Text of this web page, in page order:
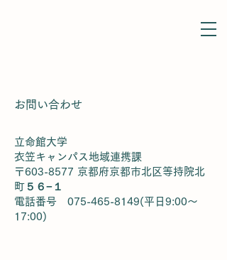
お問い合わせ
立命館大学
衣笠キャンパス地域連携課
〒603-8577 京都府京都市北区等持院北
町５６−１
電話番号 075-465-8149(平日9:00〜
17:00)